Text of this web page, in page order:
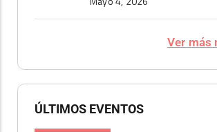
Ver más
ÚLTIMOS EVENTOS